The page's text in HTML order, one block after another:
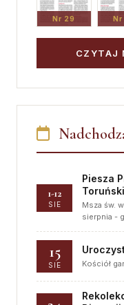
Nr 29 Nr
CZYTAJ
1-12
SIE
Piesza
Msza św.
sierpnia -
15
SIE Kościół